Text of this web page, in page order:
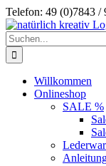
Zum
Inhalt
springen
Telefon: 49 (0)7843 /
Suche
nach:
Willkommen
Onlineshop
SALE %